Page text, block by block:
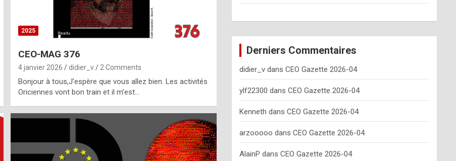
2025
CEO-MAG 376
4 janvier 2026 didier_v 2 Comments
Bonjour à tous,J’espère que vous allez bien. Les activités
Oriciennes vont bon train et il m’est…
Derniers Commentaires
didier_vdans CEO Gazette 2026-04
ylf22300 dans CEO Gazette 2026-04
Kenneth dans CEO Gazette 2026-04
arzooooo dans CEO Gazette 2026-04
AlainP dans CEO Gazette 2026-04